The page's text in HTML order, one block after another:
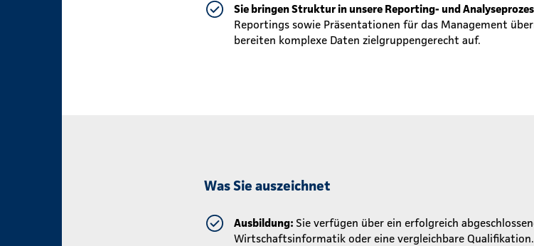
Sie bringen Struktur in unsere Reporting- und
Reportings sowie Präsentationen für das Management
bereiten komplexe Daten zielgruppengerecht auf.
Was Sie auszeichnet
Ausbildung: Sie verfügen über ein erfolgreich
Wirtschaftsinformatik oder eine vergleichbare Qualifikation.